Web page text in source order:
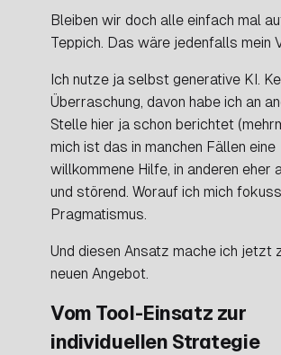
Bleiben wir doch alle einfach mal
Teppich. Das wäre jedenfalls mein
Ich nutze ja selbst generative KI.
Überraschung, davon habe ich an
Stelle hier ja schon berichtet
mich ist das in manchen Fällen eine
willkommene Hilfe, in anderen eher
und störend. Worauf ich mich
Pragmatismus.
Und diesen Ansatz mache ich jetzt
neuen Angebot.
Vom Tool-Einsatz zur
individuellen Strategie